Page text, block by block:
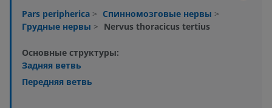
Pars peripherica > Спинномозговые нервы >
Грудные нервы > Nervus thoracicus tertius
Основные структуры:
Задняя ветвь
Передняя ветвь